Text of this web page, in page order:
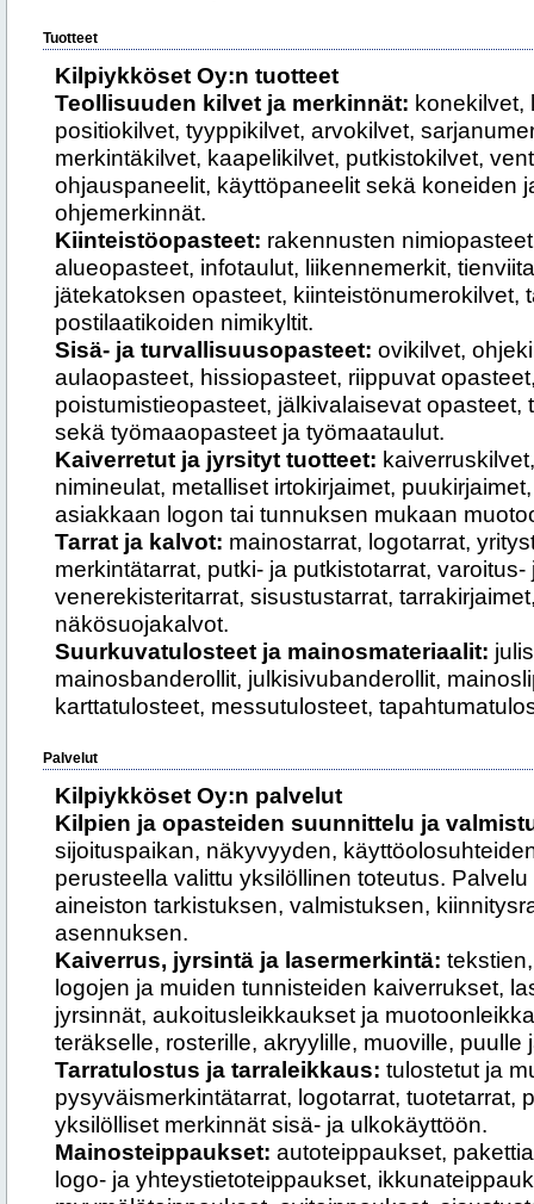
Tuotteet
Kilpiykköset Oy:n tuotteet
Teollisuuden kilvet ja merkinnät: konekilvet,
positiokilvet, tyyppikilvet, arvokilvet,
merkintäkilvet, kaapelikilvet, putkistokilvet,
ohjauspaneelit, käyttöpaneelit sekä koneiden
ohjemerkinnät.
Kiinteistöopasteet: rakennusten
alueopasteet, infotaulut, liikennemerkit,
jätekatoksen opasteet, kiinteistönumerokilvet,
postilaatikoiden nimikyltit.
Sisä- ja turvallisuusopasteet: ovikilvet,
aulaopasteet, hissiopasteet, riippuvat
poistumistieopasteet, jälkivalaisevat opasteet,
sekä työmaaopasteet ja työmaataulut.
Kaiverretut ja jyrsityt tuotteet:
nimineulat, metalliset irtokirjaimet,
asiakkaan logon tai tunnuksen mukaan
Tarrat ja kalvot: mainostarrat, logotarrat,
merkintätarrat, putki- ja putkistotarrat,
venerekisteritarrat, sisustustarrat,
näkösuojakalvot.
Suurkuvatulosteet ja mainosmateriaalit:
mainosbanderollit, julkisivubanderollit,
karttatulosteet, messutulosteet,
Palvelut
Kilpiykköset Oy:n palvelut
Kilpien ja opasteiden suunnittelu ja
sijoituspaikan, näkyvyyden,
perusteella valittu yksilöllinen toteutus.
aineiston tarkistuksen, valmistuksen,
asennuksen.
Kaiverrus, jyrsintä ja lasermerkintä:
logojen ja muiden tunnisteiden kaiverrukset,
jyrsinnät, aukoitusleikkaukset ja
teräkselle, rosterille, akryylille, muoville, puulle
Tarratulostus ja tarraleikkaus: tulostetut ja
pysyväismerkintätarrat, logotarrat, tuotetarrat,
yksilölliset merkinnät sisä- ja ulkokäyttöön.
Mainosteippaukset: autoteippaukset,
logo- ja yhteystietoteippaukset,